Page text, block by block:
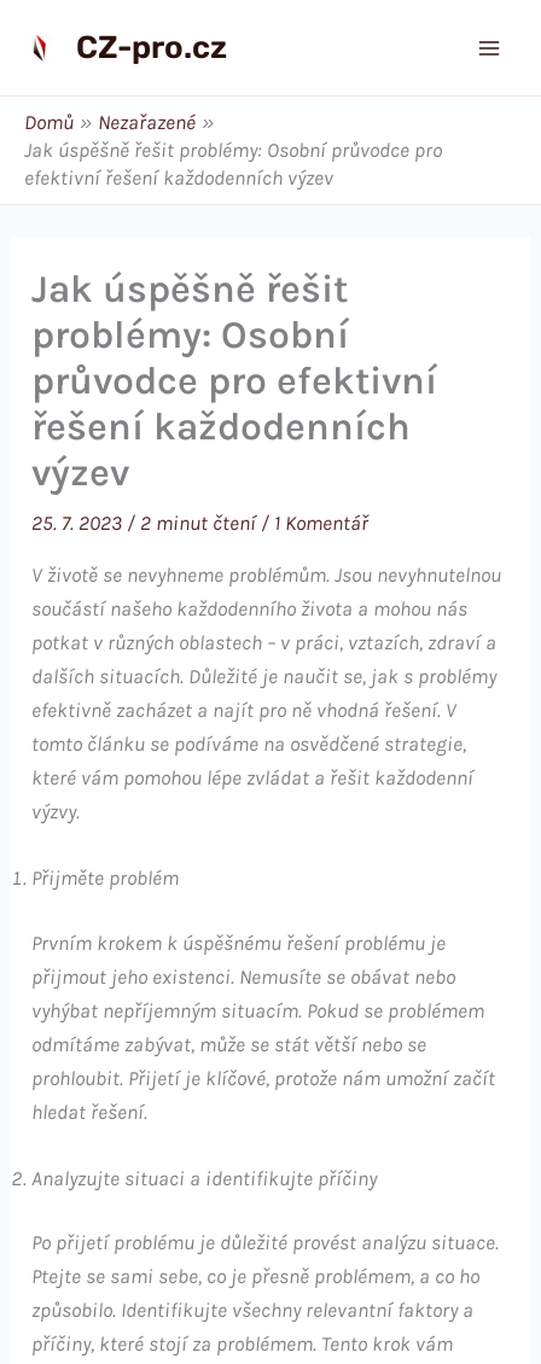
CZ-pro.cz
Domů
Nezařazené
Jak úspěšně řešit problémy: Osobní průvodce pro
efektivní řešení každodenních výzev
Jak úspěšně řešit
problémy: Osobní
průvodce pro efektivní
řešení každodenních
výzev
25. 7. 2023 / 2 minut čtení/ 1 Komentář
V životě se nevyhneme problémům. Jsou nevyhnutelnou
součástí našeho každodenního života a mohou nás
potkat v různých oblastech – v práci, vztazích, zdraví a
dalších situacích. Důležité je naučit se, jak s problémy
efektivně zacházet a najít pro ně vhodná řešení. V
tomto článku se podíváme na osvědčené strategie,
které vám pomohou lépe zvládat a řešit každodenní
výzvy.
Přijměte problém
Prvním krokem k úspěšnému řešení problému je
přijmout jeho existenci. Nemusíte se obávat nebo
vyhýbat nepříjemným situacím. Pokud se problémem
odmítáme zabývat, může se stát větší nebo se
prohloubit. Přijetí je klíčové, protože nám umožní začít
hledat řešení.
Analyzujte situaci a identifikujte příčiny
Po přijetí problému je důležité provést analýzu situace.
Ptejte se sami sebe, co je přesně problémem, a co ho
způsobilo. Identifikujte všechny relevantní faktory a
příčiny, které stojí za problémem. Tento krok vám